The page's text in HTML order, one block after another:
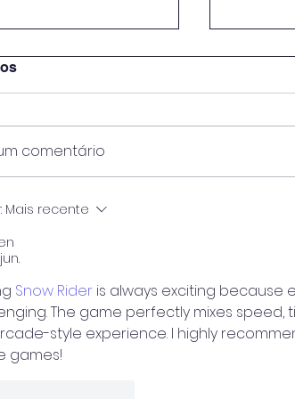
Pedra e o
da Cinza: O Desafio
o Aluno
para o Mata-
comentário
Mais recente
Snow Rider is always exciting because
The game perfectly mixes
style experience. I highly
games!